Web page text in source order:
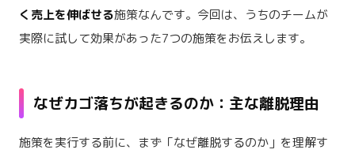
く売上を伸ばせる施策なんです。今回は、うちのチームが
実際に試して効果があった7つの施策をお伝えします。
なぜカゴ落ちが起きるのか：主な離脱理由
施策を実行する前に、まず「なぜ離脱するのか」を理解す